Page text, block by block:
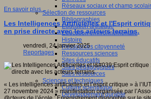
Réseaux sociaux et champ
Sélection de ressources
Bibliographies
Education artistique
Education environnementale
Histoire
Ressources citoyenneté
Ressources sciences
Sites éducatifs
Sites pédagogiques
Sites ressources
Sciences et techniques
Culture scientifique
Développement durable
En savoir plus...
Les Intelligences Artificielles et l'Esprit
en prise directe avec les acteurs terrains.
vendredi, 24 janvier 2025
Reportages
« Les intelligences artificielles et l’esprit critique » à
27 novembre 2024 » manifestation organisée par